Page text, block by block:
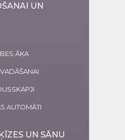
UN
ĀĶA
AUTOMĀTI
UN SĀNU